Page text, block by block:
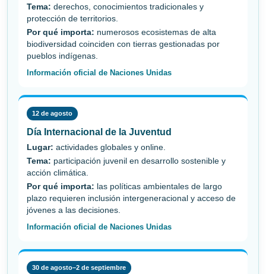
Tema: derechos, conocimientos tradicionales y
protección de territorios.
Por qué importa: numerosos ecosistemas de alta
biodiversidad coinciden con tierras gestionadas por
pueblos indígenas.
Información oficial de Naciones Unidas
12 de agosto
Día Internacional de la Juventud
Lugar: actividades globales y online.
Tema: participación juvenil en desarrollo sostenible y
acción climática.
Por qué importa: las políticas ambientales de largo
plazo requieren inclusión intergeneracional y acceso de
jóvenes a las decisiones.
Información oficial de Naciones Unidas
30 de agosto–2 de septiembre